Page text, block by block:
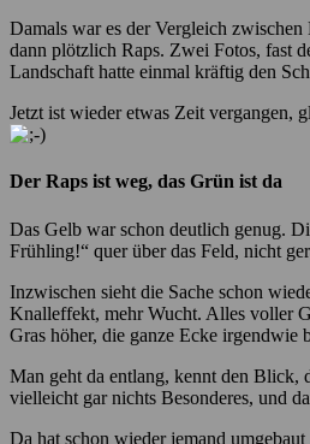
Damals war es der Vergleich
dann plötzlich Raps. Zwei Fotos, fast
Landschaft hatte einmal kräftig den
Jetzt ist wieder etwas Zeit vergangen,
Der Raps ist weg, das Grün ist da
Das Gelb war schon deutlich genug.
Frühling!“ quer über das Feld, nicht
Inzwischen sieht die Sache schon
Knalleffekt, mehr Wucht. Alles voller
Gras höher, die ganze Ecke irgendwie
Man geht da entlang, kennt den Blick,
vielleicht gar nichts Besonderes, und
Da hat schon wieder jemand umgebaut